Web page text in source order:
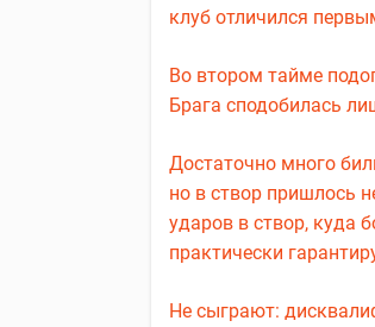
клуб отличился
Во втором тайме
Брага сподобилась
Достаточно много
но в створ пришлось
ударов в створ, куда
практически
Не сыграют: